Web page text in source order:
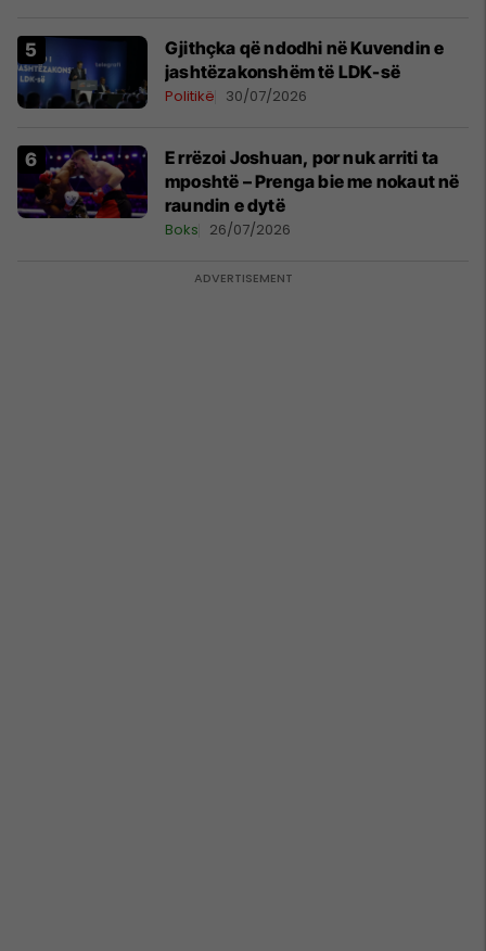
Gjithçka që ndodhi në Kuvendin e
jashtëzakonshëm të LDK-së
Politikë 30/07/2026
E rrëzoi Joshuan, por nuk arriti ta
mposhtë – Prenga bie me nokaut në
raundin e dytë
Boks 26/07/2026